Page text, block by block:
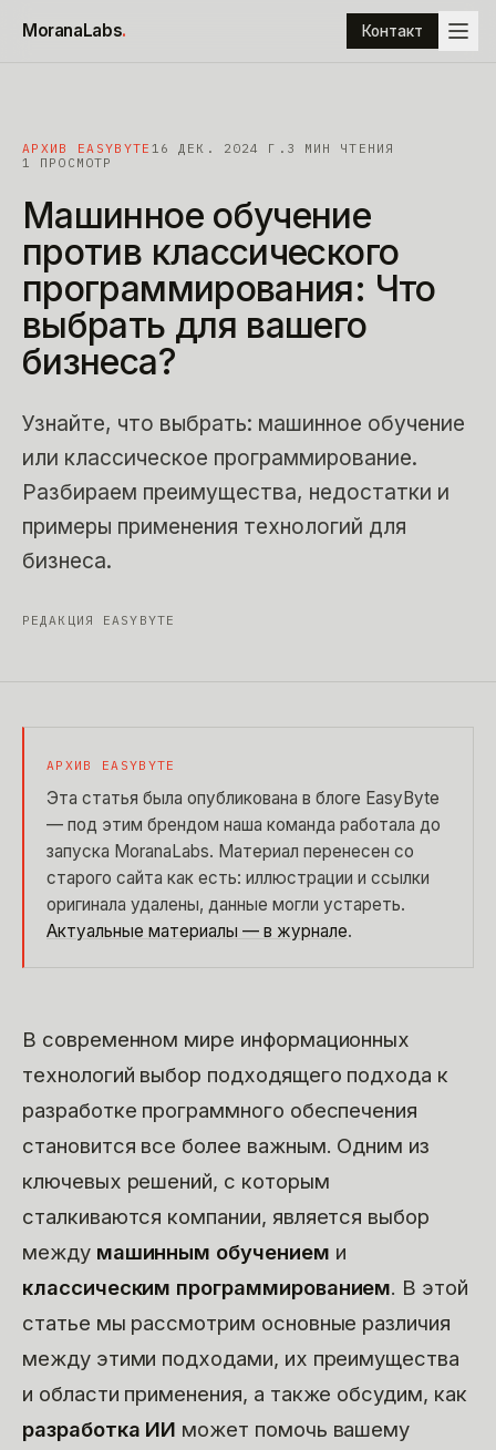
MoranaLabs. Контакт
АРХИВ EASYBYTE 16 ДЕК. 2024 Г. 3
МИН ЧТЕНИЯ
1 ПРОСМОТР
Машинное обучение
против классического
программирования: Что
выбрать для вашего
бизнеса?
Узнайте, что выбрать: машинное обучение
или классическое программирование.
Разбираем преимущества, недостатки и
примеры применения технологий для
бизнеса.
РЕДАКЦИЯ EASYBYTE
АРХИВ EASYBYTE
Эта статья была опубликована в блоге EasyByte
— под этим брендом наша команда работала до
запуска MoranaLabs. Материал перенесен со
старого сайта как есть: иллюстрации и ссылки
оригинала удалены, данные могли устареть.
Актуальные материалы — в журнале.
В современном мире информационных
технологий выбор подходящего подхода к
разработке программного обеспечения
становится все более важным. Одним из
ключевых решений, с которым
сталкиваются компании, является выбор
между машинным обучением и
классическим программированием. В этой
статье мы рассмотрим основные различия
между этими подходами, их преимущества
и области применения, а также обсудим, как
разработка ИИ может помочь вашему